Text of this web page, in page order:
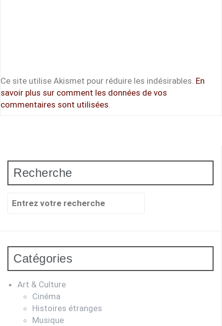
Ce site utilise Akismet pour réduire les indésirables. En
savoir plus sur comment les données de vos
commentaires sont utilisées
Recherche
Recherche
Catégories
Art & Culture
Cinéma
Histoires étranges
Musique